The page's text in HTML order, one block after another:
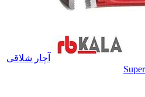
آچار شلاقی